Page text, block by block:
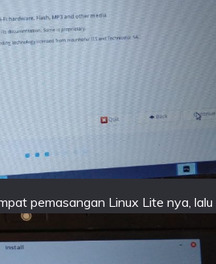
pemasangan Linux Lite nya, lalu